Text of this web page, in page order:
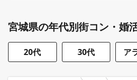
宮城県の年代別街コン・婚
20代 30代 ア